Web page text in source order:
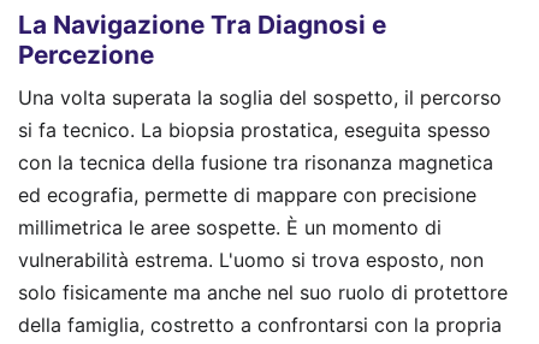
La Navigazione Tra Diagnosi e
Percezione
Una volta superata la soglia del sospetto, il percorso
si fa tecnico. La biopsia prostatica, eseguita spesso
con la tecnica della fusione tra risonanza magnetica
ed ecografia, permette di mappare con precisione
millimetrica le aree sospette. È un momento di
vulnerabilità estrema. L'uomo si trova esposto, non
solo fisicamente ma anche nel suo ruolo di protettore
della famiglia, costretto a confrontarsi con la propria